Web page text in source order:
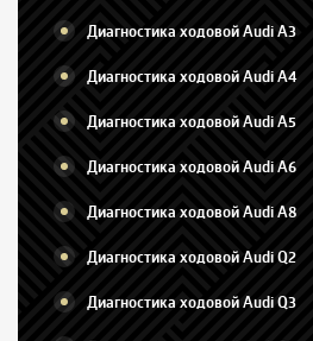
Диагностика ходовой Audi A3
Диагностика ходовой Audi A4
Диагностика ходовой Audi A5
Диагностика ходовой Audi A6
Диагностика ходовой Audi A8
Диагностика ходовой Audi Q2
Диагностика ходовой Audi Q3